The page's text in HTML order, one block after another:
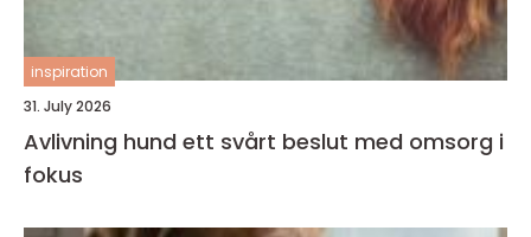
inspiration
31. July 2026
Avlivning hund ett svårt beslut med omsorg i
fokus